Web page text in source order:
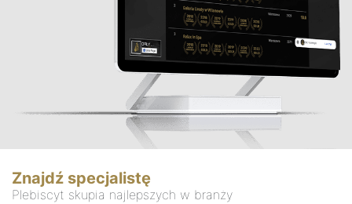
Znajdź specjalistę
Plebiscyt skupia najlepszych w branży